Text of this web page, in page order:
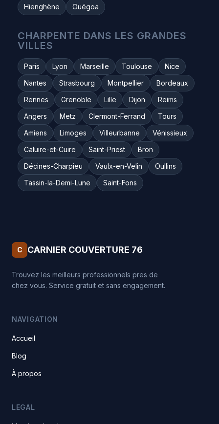
Hienghène
Ouégoa
CHARPENTE DANS LES GRANDES
VILLES
Paris Lyon Marseille Toulouse
Nice
Nantes
Strasbourg Montpellier
Bordeaux
Rennes
Grenoble Lille Dijon
Reims
Angers
Metz Clermont-Ferrand
Tours
Amiens
Limoges Villeurbanne
Vénissieux
Caluire-et-Cuire
Saint-Priest
Bron
Décines-Charpieu
Vaulx-en-Velin
Oullins
Tassin-la-Demi-Lune
Saint-Fons
C CARNIER COUVERTURE 76
Trouvez les meilleurs professionnels pres de
chez vous. Service gratuit et sans engagement.
NAVIGATION
Accueil
Blog
À propos
LEGAL